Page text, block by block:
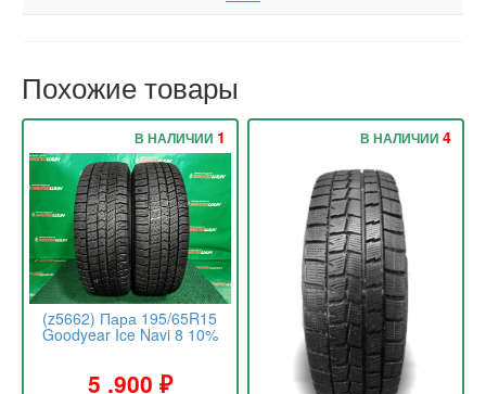
Похожие товары
(z5662) Пара 195/65R15
Goodyear Ice Navi 8 10%
5 .900 ₽
В НАЛИЧИИ 1 В НАЛИЧИИ 4